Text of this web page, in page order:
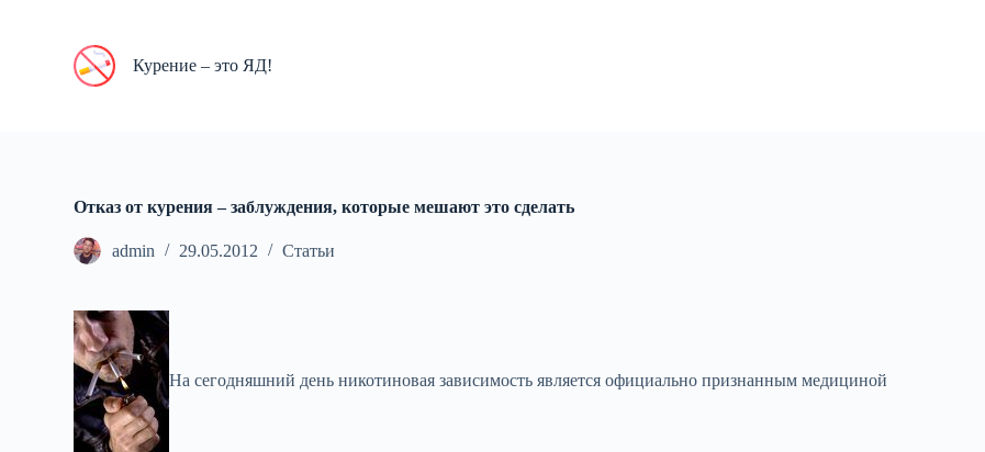
Курение – это ЯД!
Отказ от курения – заблуждения, которые мешают это сделать
admin 29.05.2012 Статьи
На сегодняшний день никотиновая зависимость является официально признанным медициной